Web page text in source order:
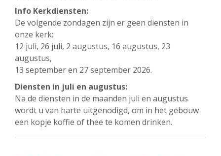
Info Kerkdiensten:
De volgende zondagen zijn er geen diensten in
onze kerk:
12 juli, 26 juli, 2 augustus, 16 augustus, 23
augustus,
13 september en 27 september 2026.
Diensten in juli en augustus:
Na de diensten in de maanden juli en augustus
wordt u van harte uitgenodigd, om in het gebouw
een kopje koffie of thee te komen drinken.